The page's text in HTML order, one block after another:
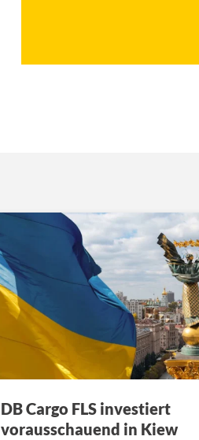
DB Cargo FLS investiert
vorausschauend in Kiew